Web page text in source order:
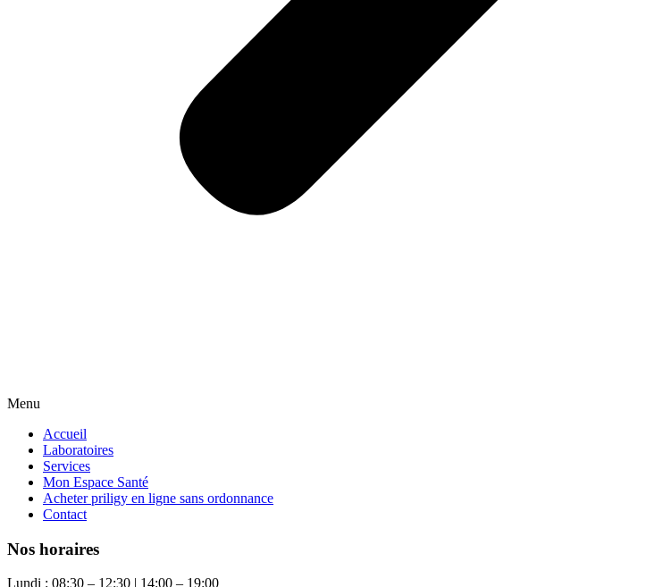
Menu
Accueil
Laboratoires
Services
Mon Espace Santé
Acheter priligy en ligne sans ordonnance
Contact
Nos horaires
Lundi : 08:30 – 12:30 | 14:00 – 19:00